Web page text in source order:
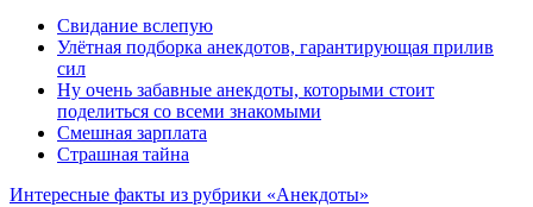
Свидание вслепую
Улётная подборка анекдотов, гарантирующая прилив
сил
Ну очень забавные анекдоты, которыми стоит
поделиться со всеми знакомыми
Смешная зарплата
Страшная тайна
Интересные факты из рубрики «Анекдоты»